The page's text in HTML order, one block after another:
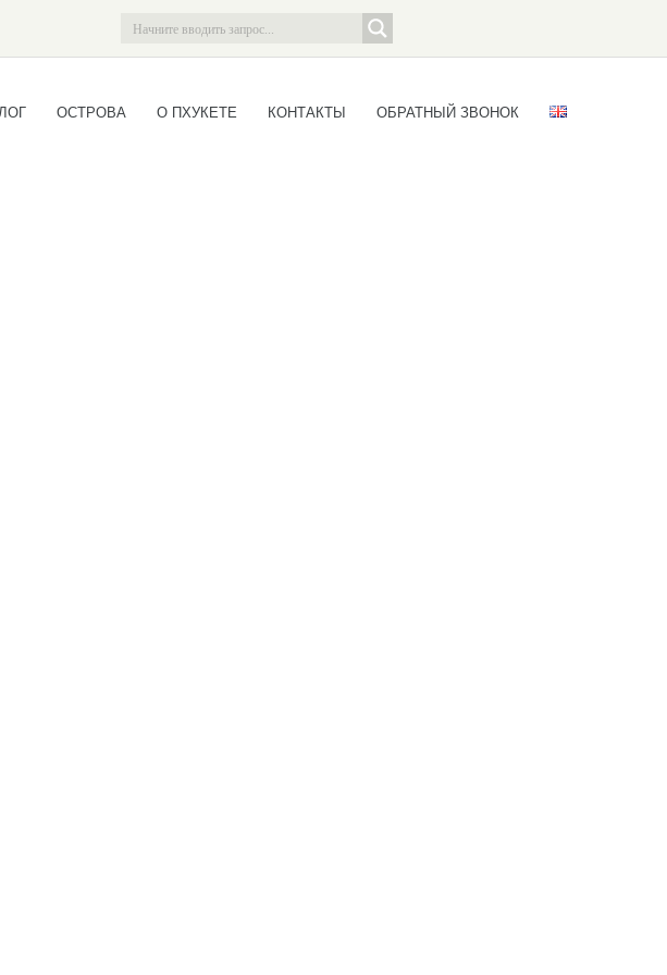
ОСТРОВА О ПХУКЕТЕ КОНТАКТЫ ОБРАТНЫЙ ЗВОНОК